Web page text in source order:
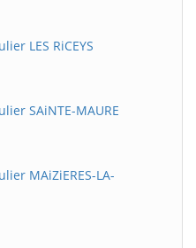
LES RiCEYS
SAiNTE-MAURE
MAiZiERES-LA-